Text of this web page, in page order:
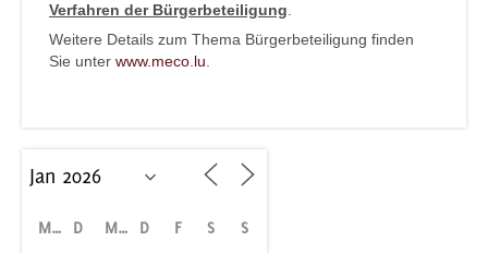
Verfahren der Bürgerbeteiligung.
Weitere Details zum Thema Bürgerbeteiligung finden
Sie unter www.meco.lu.
M D M D F S
S